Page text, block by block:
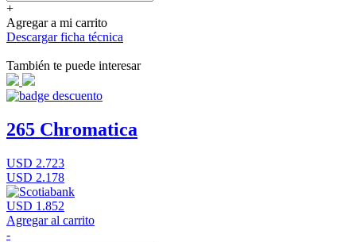
+
Agregar a mi carrito
Descargar ficha técnica
También te puede interesar
265 Chromatica
USD 2.723
USD 2.178
USD 1.852
Agregar al carrito
-